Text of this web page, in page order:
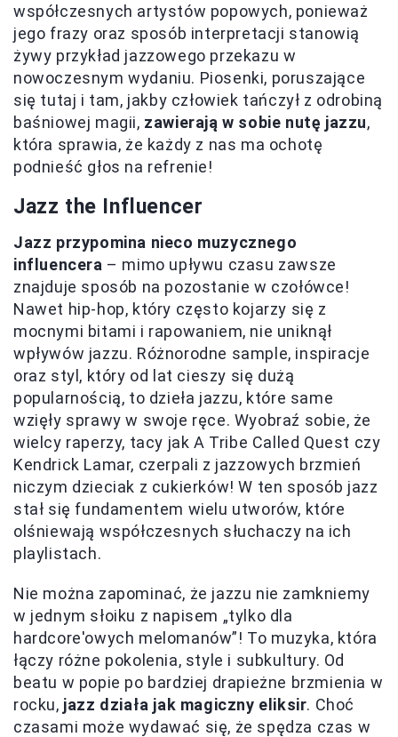
współczesnych artystów popowych, ponieważ
jego frazy oraz sposób interpretacji stanowią
żywy przykład jazzowego przekazu w
nowoczesnym wydaniu. Piosenki, poruszające
się tutaj i tam, jakby człowiek tańczył z odrobiną
baśniowej magii, zawierają w sobie nutę jazzu,
która sprawia, że każdy z nas ma ochotę
podnieść głos na refrenie!
Jazz the Influencer
Jazz przypomina nieco muzycznego
influencera – mimo upływu czasu zawsze
znajduje sposób na pozostanie w czołówce!
Nawet hip-hop, który często kojarzy się z
mocnymi bitami i rapowaniem, nie uniknął
wpływów jazzu. Różnorodne sample, inspiracje
oraz styl, który od lat cieszy się dużą
popularnością, to dzieła jazzu, które same
wzięły sprawy w swoje ręce. Wyobraź sobie, że
wielcy raperzy, tacy jak A Tribe Called Quest czy
Kendrick Lamar, czerpali z jazzowych brzmień
niczym dzieciak z cukierków! W ten sposób jazz
stał się fundamentem wielu utworów, które
olśniewają współczesnych słuchaczy na ich
playlistach.
Nie można zapominać, że jazzu nie zamkniemy
w jednym słoiku z napisem „tylko dla
hardcore'owych melomanów”! To muzyka, która
łączy różne pokolenia, style i subkultury. Od
beatu w popie po bardziej drapieżne brzmienia w
rocku, jazz działa jak magiczny eliksir. Choć
czasami może wydawać się, że spędza czas w